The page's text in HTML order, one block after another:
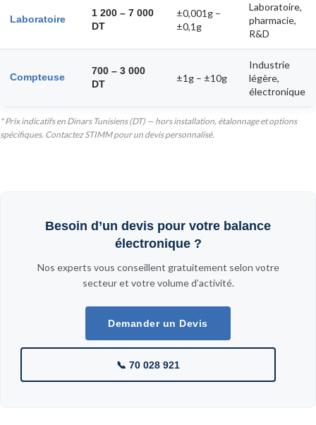
Laboratoire
1 200 – 7 000
DT
±0,001g –
±0,1g
Laboratoire,
pharmacie,
R&D
Compteuse
700 – 3 000
DT
±1g – ±10g
Industrie
légère,
électronique
* Prix indicatifs en Dinars Tunisiens (DT) — hors installation, étalonnage et options
spécifiques. Contactez STIMM pour un devis personnalisé.
Besoin d’un devis pour votre balance
électronique ?
Nos experts vous conseillent gratuitement selon votre
secteur et votre volume d’activité.
Demander un Devis
📞 70 028 921